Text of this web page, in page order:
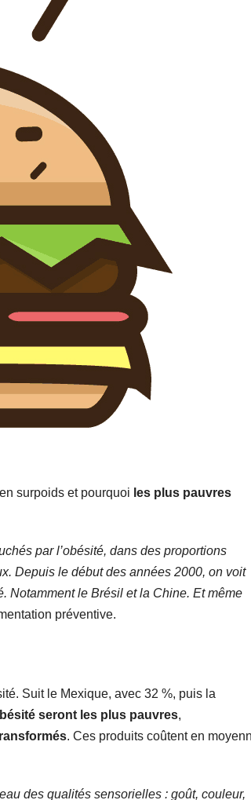
surpoids et pourquoi les plus pauvres
par l’obésité, dans des proportions
Depuis le début des années 2000, on voit
Notamment le Brésil et la Chine. Et même
préventive.
Suit le Mexique, avec 32 %, puis la
seront les plus pauvres
. Ces produits coûtent en
des qualités sensorielles : goût, couleur,